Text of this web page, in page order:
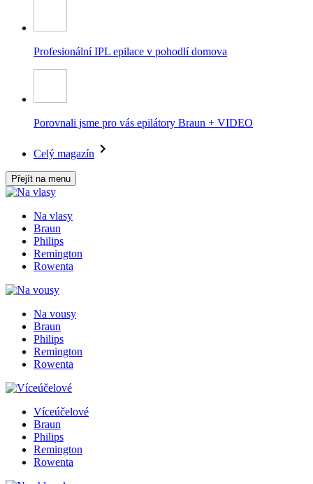
Profesionální IPL epilace v pohodlí domova
Porovnali jsme pro vás epilátory Braun + VIDEO
Celý magazín
Přejít na menu
Na vlasy
Braun
Philips
Remington
Rowenta
Na vousy
Braun
Philips
Remington
Rowenta
Víceúčelové
Braun
Philips
Remington
Rowenta